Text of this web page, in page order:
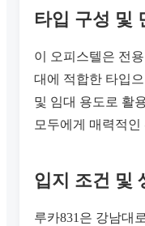
타입 구성 및
이 오피스텔은 전
대에 적합한 타입
및 임대 용도로 활
모두에게 매력적
입지 조건 및
루카831은 강남대